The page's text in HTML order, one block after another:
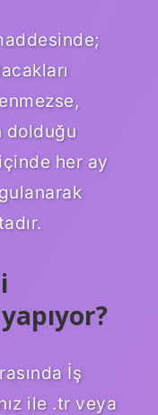
dolduğu
her ay
İş
ile .tr veya